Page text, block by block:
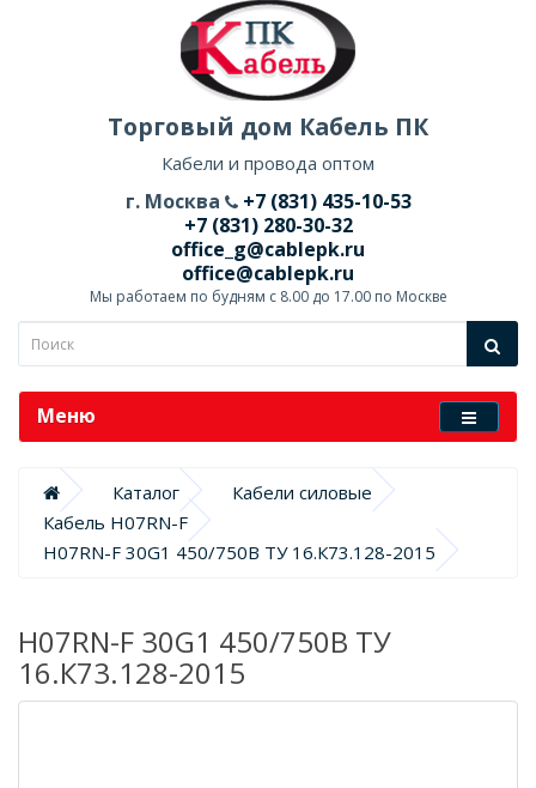
Торговый дом Кабель ПК
Кабели и провода оптом
г. Москва
+7 (831) 435-10-53
+7 (831) 280-30-32
office_g@cablepk.ru
office@cablepk.ru
Мы работаем по будням с 8.00 до 17.00 по Москве
Меню
Каталог
Кабели силовые
Кабель H07RN-F
H07RN-F 30G1 450/750В ТУ 16.К73.128-2015
H07RN-F 30G1 450/750В ТУ
16.К73.128-2015